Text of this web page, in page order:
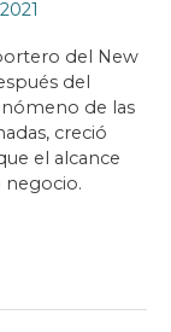
del New
del
de las
creció
el alcance
negocio.